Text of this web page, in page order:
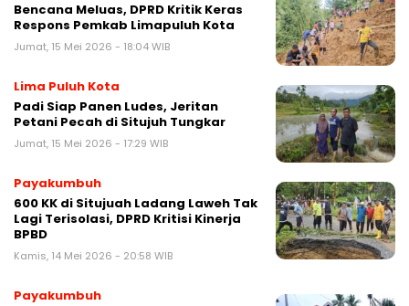
Bencana Meluas, DPRD Kritik Keras
Respons Pemkab Limapuluh Kota
Jumat, 15 Mei 2026 - 18:04 WIB
Lima Puluh Kota
Padi Siap Panen Ludes, Jeritan
Petani Pecah di Situjuh Tungkar
Jumat, 15 Mei 2026 - 17:29 WIB
Payakumbuh
600 KK di Situjuah Ladang Laweh Tak
Lagi Terisolasi, DPRD Kritisi Kinerja
BPBD
Kamis, 14 Mei 2026 - 20:58 WIB
Payakumbuh